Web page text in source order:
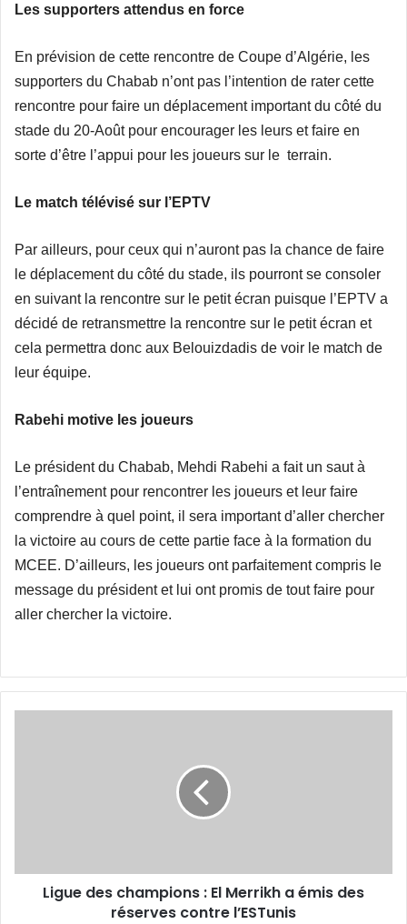
Les supporters attendus en force
En prévision de cette rencontre de Coupe d’Algérie, les
supporters du Chabab n’ont pas l’intention de rater cette
rencontre pour faire un déplacement important du côté du
stade du 20-Août pour encourager les leurs et faire en
sorte d’être l’appui pour les joueurs sur le terrain.
Le match télévisé sur l’EPTV
Par ailleurs, pour ceux qui n’auront pas la chance de faire
le déplacement du côté du stade, ils pourront se consoler
en suivant la rencontre sur le petit écran puisque l’EPTV a
décidé de retransmettre la rencontre sur le petit écran et
cela permettra donc aux Belouizdadis de voir le match de
leur équipe.
Rabehi motive les joueurs
Le président du Chabab, Mehdi Rabehi a fait un saut à
l’entraînement pour rencontrer les joueurs et leur faire
comprendre à quel point, il sera important d’aller chercher
la victoire au cours de cette partie face à la formation du
MCEE. D’ailleurs, les joueurs ont parfaitement compris le
message du président et lui ont promis de tout faire pour
aller chercher la victoire.
des
réservesLigue des champions : El Merrikh a émis des
réserves contre l’ESTunis